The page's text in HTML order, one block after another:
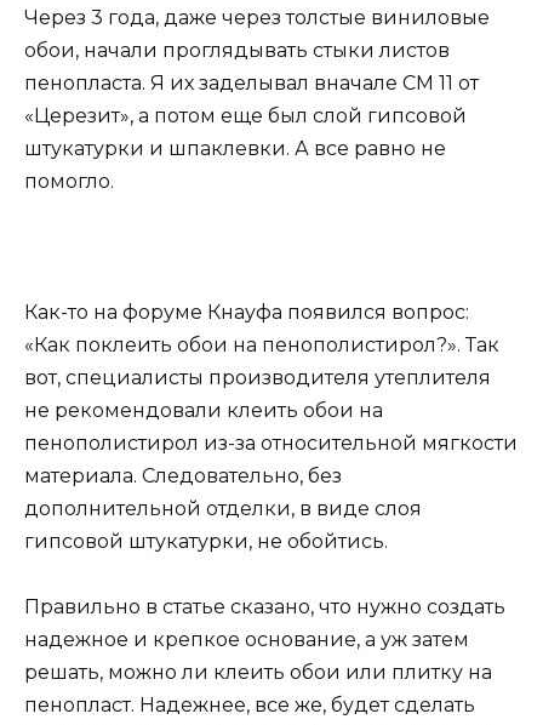
Через 3 года, даже через толстые виниловые
обои, начали проглядывать стыки листов
пенопласта. Я их заделывал вначале СМ 11 от
«Церезит», а потом еще был слой гипсовой
штукатурки и шпаклевки. А все равно не
помогло.
Как-то на форуме Кнауфа появился вопрос:
«Как поклеить обои на пенополистирол?». Так
вот, специалисты производителя утеплителя
не рекомендовали клеить обои на
пенополистирол из-за относительной мягкости
материала. Следовательно, без
дополнительной отделки, в виде слоя
гипсовой штукатурки, не обойтись.
Правильно в статье сказано, что нужно создать
надежное и крепкое основание, а уж затем
решать, можно ли клеить обои или плитку на
пенопласт. Надежнее, все же, будет сделать